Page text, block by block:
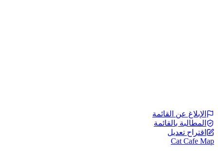
الإبلاغ عن القائمة
المطالبة بالقائمة
اقتراح تعديل
Cat Cafe Map